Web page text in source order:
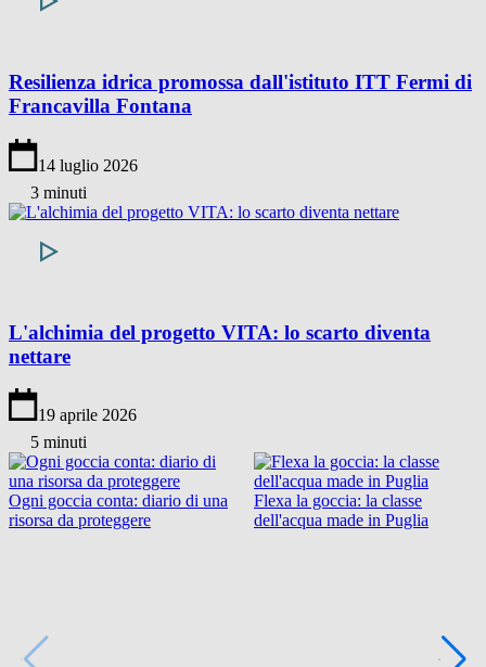
Resilienza idrica promossa dall'istituto ITT Fermi di
Francavilla Fontana
14 luglio 2026
3 minuti
L'alchimia del progetto VITA: lo scarto diventa
nettare
19 aprile 2026
5 minuti
Ogni goccia conta: diario di una
risorsa da proteggere
Flexa la goccia: la classe
dell'acqua made in Puglia